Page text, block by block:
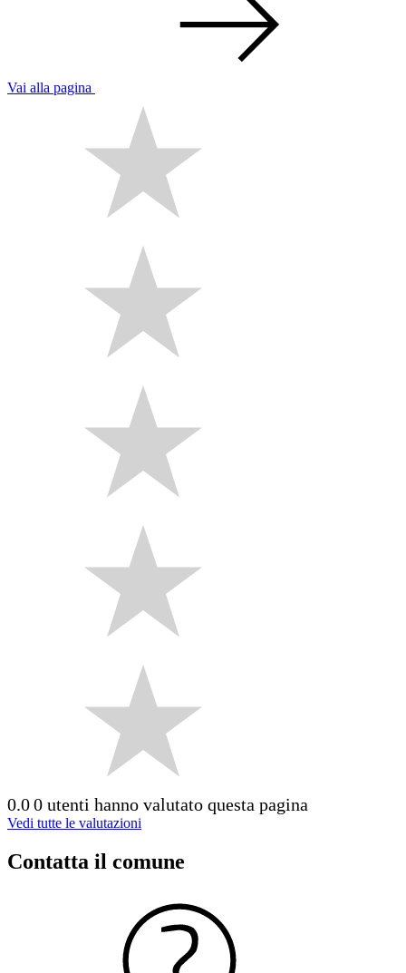
Vai alla pagina
0.00 utenti hanno valutato questa pagina
Vedi tutte le valutazioni
Contatta il comune